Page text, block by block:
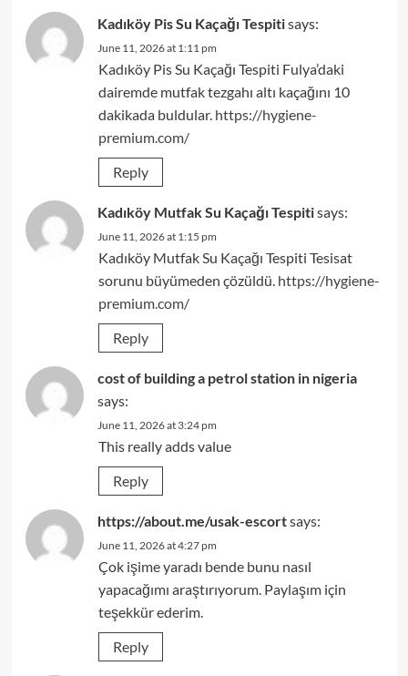
Kadıköy Pis Su Kaçağı Tespitisays:
June 11, 2026 at 1:11 pm
Kadıköy Pis Su Kaçağı Tespiti Fulya’daki
dairemde mutfak tezgahı altı kaçağını 10
dakikada buldular. https://hygiene-
premium.com/
Reply
Kadıköy Mutfak Su Kaçağı Tespitisays:
June 11, 2026 at 1:15 pm
Kadıköy Mutfak Su Kaçağı Tespiti Tesisat
sorunu büyümeden çözüldü. https://hygiene-
premium.com/
Reply
cost of building a petrol station in nigeria
says:
June 11, 2026 at 3:24 pm
This really adds value
Reply
https://about.me/usak-escortsays:
June 11, 2026 at 4:27 pm
Çok işime yaradı bende bunu nasıl
yapacağımı araştırıyorum. Paylaşım için
teşekkür ederim.
Reply